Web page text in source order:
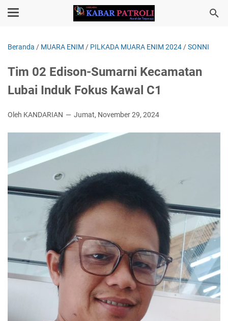
Beranda / MUARA ENIM / PILKADA MUARA ENIM 2024 /SONNI
Tim 02 Edison-Sumarni Kecamatan
Lubai Induk Fokus Kawal C1
Oleh KANDARIAN Jumat, November 29, 2024